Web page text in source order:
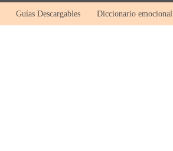
Guías Descargables Diccionario emocional